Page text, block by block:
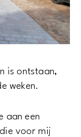
is ontstaan,
weken.
aan een
voor mij